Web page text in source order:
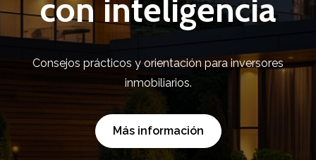
con inteligencia
Consejos prácticos y orientación para inversores
inmobiliarios.
Más información